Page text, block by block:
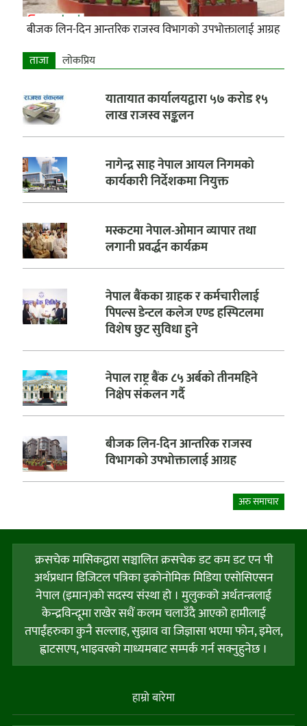
बीजक लिन-दिन आन्तरिक राजस्व विभागको उपभोक्तालाई आग्रह
ताजा लाेकप्रिय
यातायात कार्यालयद्वारा ५७ करोड १५
लाख राजस्व सङ्कलन
नागेन्द्र साह नेपाल आयल निगमको
कार्यकारी निर्देशकमा नियुक्त
मस्कटमा नेपाल-ओमान व्यापार तथा
लगानी प्रवर्द्धन कार्यक्रम
नेपाल बैंकका ग्राहक र कर्मचारीलाई
पिपल्स डेन्टल कलेज एण्ड हस्पिटलमा
विशेष छुट सुविधा हुने
नेपाल राष्ट्र बैंक ८५ अर्बको तीनमहिने
निक्षेप संकलन गर्दै
बीजक लिन-दिन आन्तरिक राजस्व
विभागको उपभोक्तालाई आग्रह
अरु समाचार
क्रसचेक मासिकद्वारा सञ्चालित क्रसचेक डट कम डट एन पी
अर्थप्रधान डिजिटल पत्रिका इकोनोमिक मिडिया एसोसिएसन
नेपाल (इमान)को सदस्य संस्था हो । मुलुकको अर्थतन्त्रलाई
केन्द्रविन्दूमा राखेर सधैं कलम चलाउँदै आएको हामीलाई
तपाईंहरुका कुनै सल्लाह, सुझाव वा जिज्ञासा भएमा फोन, इमेल,
ह्वाटसएप, भाइवरको माध्यमबाट सम्पर्क गर्न सक्नुहुनेछ ।
हाम्राे बारेमा